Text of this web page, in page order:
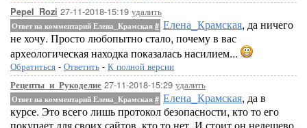
Pepel_Rozi 27-11-2018-15:19 удалить
Ответ на комментарий Елена_Крамская # Елена_Крамская, да ничего
не хочу. Просто любопытно стало, почему в вас
археологическая находка показалась насилием...
Обратиться - Ответить - К полной версии
Рецепты_и_Рукоделие 27-11-2018-15:29 удалить
Ответ на комментарий Елена_Крамская # Елена_Крамская, да в
курсе. Это всего лишь протокол безопасности, кто то его